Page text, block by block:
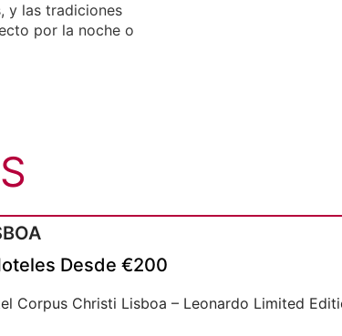
y las tradiciones
por la noche o
Desde €200
Corpus Christi Lisboa – Leonardo Limited